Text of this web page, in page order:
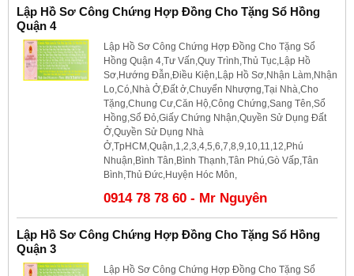
Lập Hồ Sơ Công Chứng Hợp Đồng Cho Tặng Sổ Hồng
Quận 4
Lập Hồ Sơ Công Chứng Hợp Đồng Cho Tặng Sổ
Hồng Quận 4,Tư Vấn,Quy Trình,Thủ Tục,Lập Hồ
Sơ,Hướng Đẫn,Điều Kiện,Lập Hồ Sơ,Nhận Làm,Nhận
Lo,Có,Nhà Ở,Đất ở,Chuyển Nhượng,Tại Nhà,Cho
Tặng,Chung Cư,Căn Hộ,Công Chứng,Sang Tên,Sổ
Hồng,Sổ Đỏ,Giấy Chứng Nhận,Quyền Sử Dụng Đất
Ở,Quyền Sử Dụng Nhà
Ở,TpHCM,Quận,1,2,3,4,5,6,7,8,9,10,11,12,Phú
Nhuận,Bình Tân,Bình Thạnh,Tân Phú,Gò Vấp,Tân
Bình,Thủ Đức,Huyện Hóc Môn,
0914 78 78 60 - Mr Nguyên
Lập Hồ Sơ Công Chứng Hợp Đồng Cho Tặng Sổ Hồng
Quận 3
Lập Hồ Sơ Công Chứng Hợp Đồng Cho Tặng Sổ